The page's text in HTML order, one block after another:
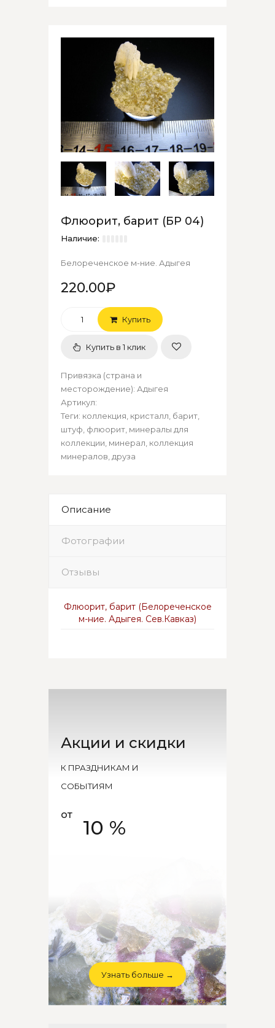
Флюорит, барит (БР 04)
Наличие:
Белореченское м-ние. Адыгея
220.00₽
Купить
Купить в 1 клик
Привязка (страна и
месторождение): Адыгея
Артикул:
Теги: коллекция кристалл барит
штуф флюорит минералы для
коллекции минерал коллекция
минералов друза
Описание
Фотографии
Отзывы
Флюорит, барит (Белореченское
м-ние. Адыгея. Сев.Кавказ)
Акции и скидки
К ПРАЗДНИКАМ И
СОБЫТИЯМ
от
10 %
Узнать больше →